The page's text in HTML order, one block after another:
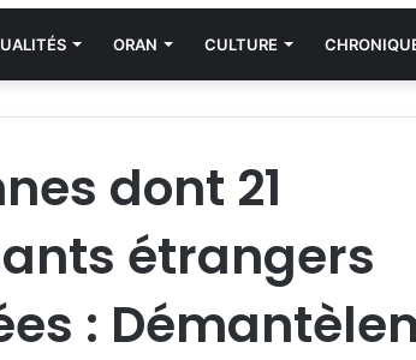
ORAN CULTURE
dont 21
étrangers
: